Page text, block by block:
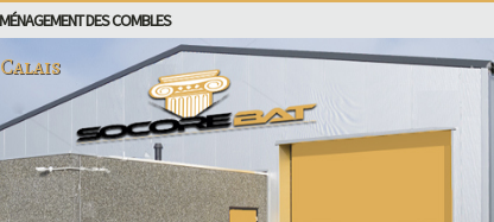
DES COMBLES
Calais